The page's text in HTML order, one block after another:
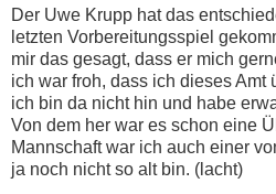
Der Uwe Krupp hat das
letzten Vorbereitungsspiel
mir das gesagt, dass er mich
ich war froh, dass ich dieses Amt
ich bin da nicht hin und habe
Von dem her war es schon eine
Mannschaft war ich auch einer
ja noch nicht so alt bin. (lacht)